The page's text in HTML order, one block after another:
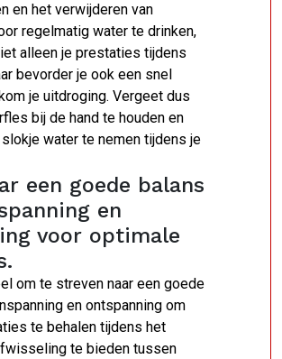
en het verwijderen van
regelmatig water te drinken,
alleen je prestaties tijdens
bevorder je ook een snel
je uitdroging. Vergeet dus
bij de hand te houden en
water te nemen tijdens je
een goede balans
en
voor optimale
om te streven naar een goede
en ontspanning om
te behalen tijdens het
te bieden tussen